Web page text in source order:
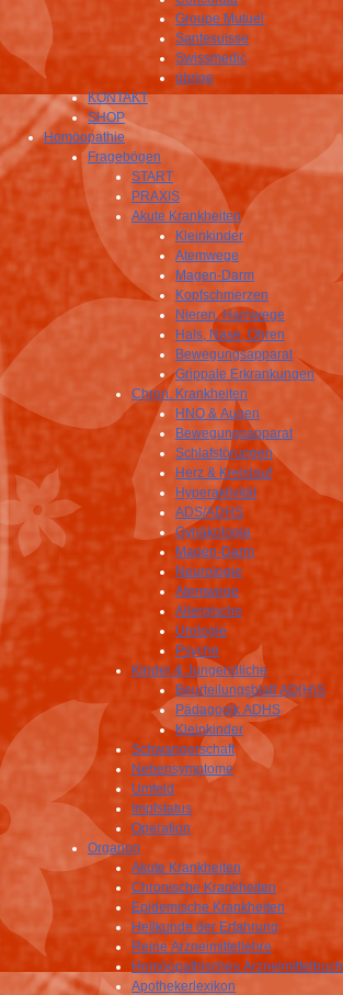
Groupe Mutuel
Santesuisse
Swissmedic
übrige
KONTAKT
SHOP
Homöopathie
Fragebögen
START
PRAXIS
Akute Krankheiten
Kleinkinder
Atemwege
Magen-Darm
Kopfschmerzen
Nieren, Harnwege
Hals, Nase, Ohren
Bewegungsapparat
Grippale Erkrankungen
Chron. Krankheiten
HNO & Augen
Bewegungsapparat
Schlafstörungen
Herz & Kreislauf
Hyperaktivität
ADS/ADHS
Gynäkologie
Magen-Darm
Neurologie
Atemwege
Allergische
Urologie
Psyche
Kinder & Jungendliche
Beurteilungsblatt AD(H)S
Pädagogik ADHS
Kleinkinder
Schwangerschaft
Nebensymptome
Umfeld
Impfstatus
Operation
Organon
Akute Krankheiten
Chronische Krankheiten
Epidemische Krankheiten
Heilkunde der Erfahrung
Reine Arzneimittellehre
Homöopathisches Arzneimittelbuch
Apothekerlexikon